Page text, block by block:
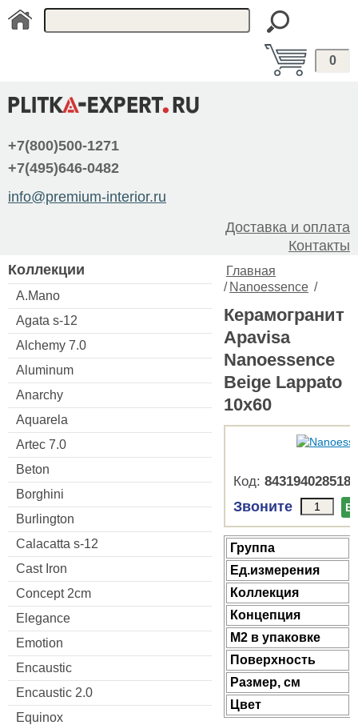
0
+7(800)500-1271
+7(495)646-0482
info@premium-interior.ru
Доставка и оплата
Контакты
Коллекции
A.Mano
Agata s-12
Alchemy 7.0
Aluminum
Anarchy
Aquarela
Artec 7.0
Beton
Borghini
Burlington
Calacatta s-12
Cast Iron
Concept 2cm
Elegance
Emotion
Encaustic
Encaustic 2.0
Equinox
Главная
/ Nanoessence /
Керамогранит
Apavisa
Nanoessence
Beige Lappato
10x60
Код: 8431940285189
Звоните В
Группа
Ед.измерения
Коллекция
Концепция
М2 в упаковке
Поверхность
Размер, см
Цвет